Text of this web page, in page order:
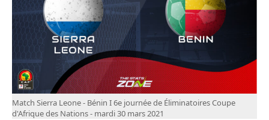
Match Sierra Leone - Bénin I 6e journée de Éliminatoires Coupe
d'Afrique des Nations - mardi 30 mars 2021